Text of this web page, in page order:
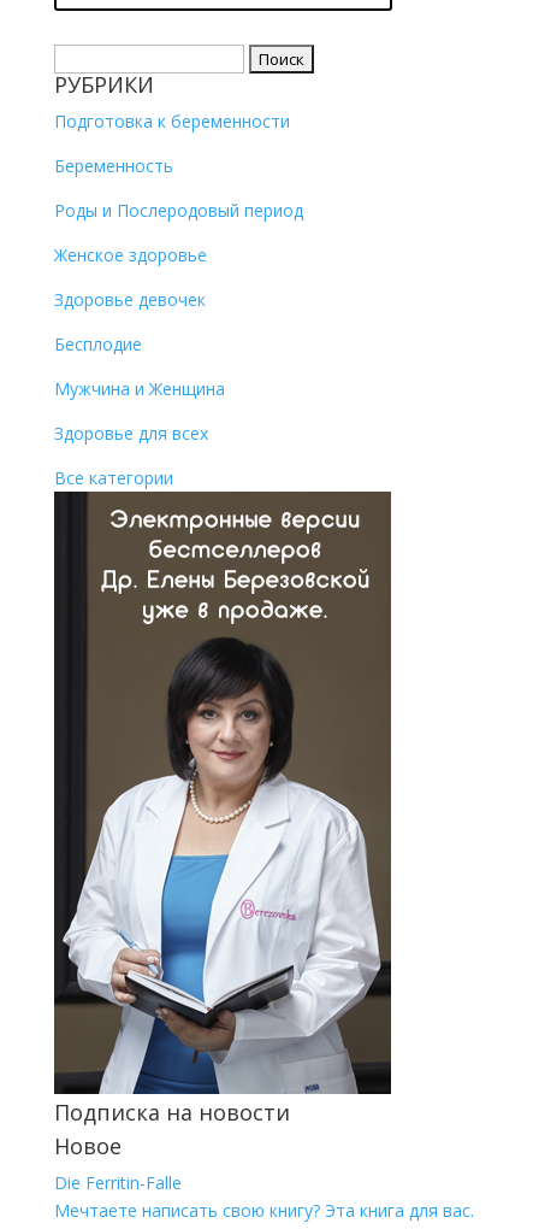
РУБРИКИ
Подготовка к беременности
Беременность
Роды и Послеродовый период
Женское здоровье
Здоровье девочек
Бесплодие
Мужчина и Женщина
Здоровье для всех
Все категории
Подписка на новости
Новое
Die Ferritin-Falle
Мечтаете написать свою книгу? Эта книга для вас.